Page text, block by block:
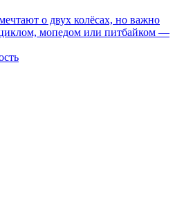
о двух колёсах, но важно
мопедом или питбайком —